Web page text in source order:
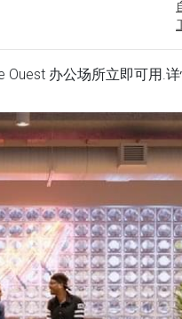
Ouest 办公场所立即可用.